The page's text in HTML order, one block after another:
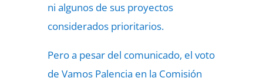
ni algunos de sus proyectos
considerados prioritarios.
Pero a pesar del comunicado, el voto
de Vamos Palencia en la Comisión